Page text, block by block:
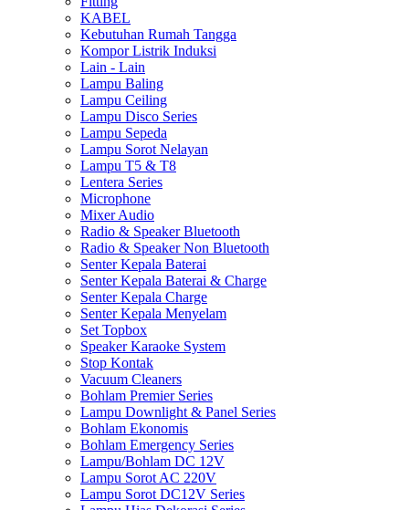
KABEL
Kebutuhan Rumah Tangga
Kompor Listrik Induksi
Lain - Lain
Lampu Baling
Lampu Ceiling
Lampu Disco Series
Lampu Sepeda
Lampu Sorot Nelayan
Lampu T5 & T8
Lentera Series
Microphone
Mixer Audio
Radio & Speaker Bluetooth
Radio & Speaker Non Bluetooth
Senter Kepala Baterai
Senter Kepala Baterai & Charge
Senter Kepala Charge
Senter Kepala Menyelam
Set Topbox
Speaker Karaoke System
Stop Kontak
Vacuum Cleaners
Bohlam Premier Series
Lampu Downlight & Panel Series
Bohlam Ekonomis
Bohlam Emergency Series
Lampu/Bohlam DC 12V
Lampu Sorot AC 220V
Lampu Sorot DC12V Series